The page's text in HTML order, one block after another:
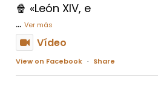
🍿 «León XIV, e
... Ver más
Vídeo
View on Facebook · Share